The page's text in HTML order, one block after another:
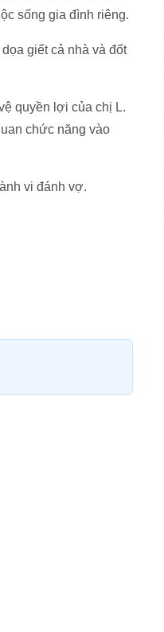
sống gia đình riêng.
giết cả nhà và đốt
quyền lợi của chị L.
chức năng vào
vi đánh vợ.